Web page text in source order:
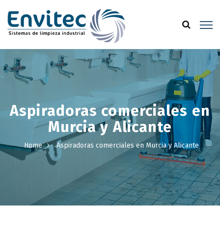
Aspiradoras comerciales en
Murcia y Alicante
Home Aspiradoras comerciales en Murcia y Alicante